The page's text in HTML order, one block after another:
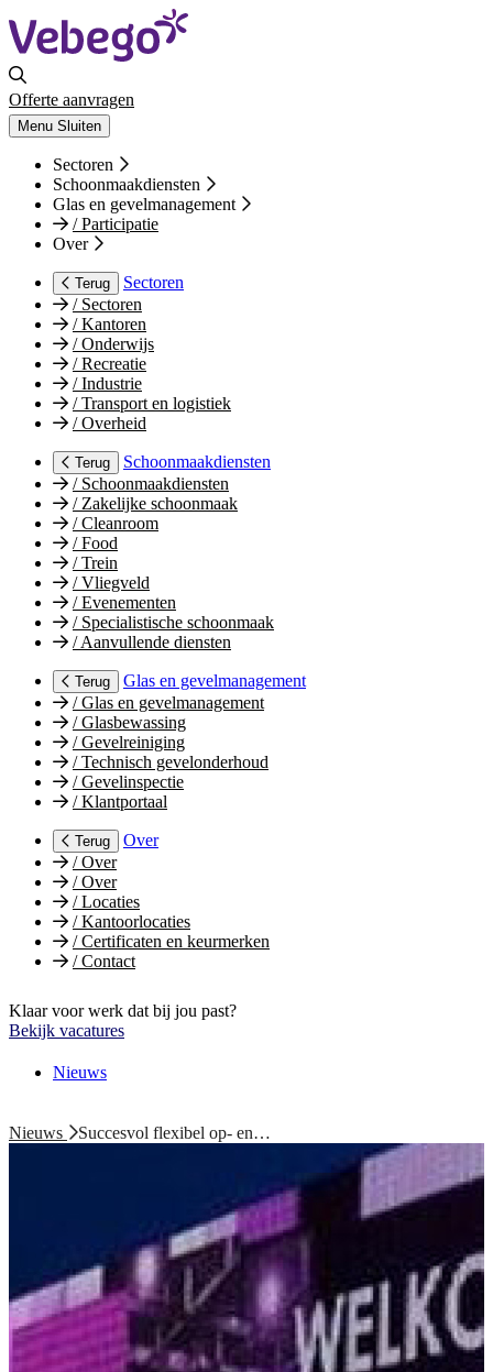
Offerte aanvragen
Menu Sluiten
Sectoren
Schoonmaakdiensten
Glas en gevelmanagement
/Participatie
Over
Terug
Sectoren
/Sectoren
/Kantoren
/Onderwijs
/Recreatie
/Industrie
/Transport en logistiek
/Overheid
Terug
Schoonmaakdiensten
/Schoonmaakdiensten
/Zakelijke schoonmaak
/Cleanroom
/Food
/Trein
/Vliegveld
/Evenementen
/Specialistische schoonmaak
/Aanvullende diensten
Terug
Glas en gevelmanagement
/Glas en gevelmanagement
/Glasbewassing
/Gevelreiniging
/Technisch gevelonderhoud
/Gevelinspectie
/Klantportaal
Terug
Over
/Over
/Over
/Locaties
/Kantoorlocaties
/Certificaten en keurmerken
/Contact
Klaar voor werk dat bij jou past?
Bekijk vacatures
Nieuws
Nieuws Succesvol flexibel op- en…